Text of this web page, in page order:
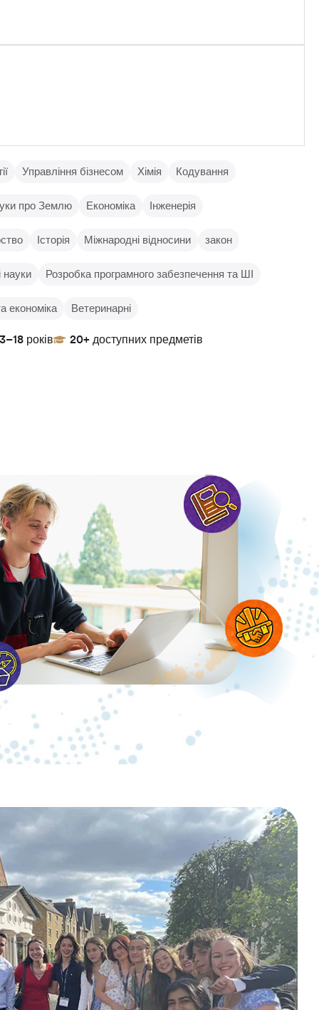
Управління бізнесом Хімія Кодування
про Землю Економіка Інженерія
Історія Міжнародні відносини закон
науки Розробка програмного забезпечення та ШІ
економіка Ветеринарні
років 20+ доступних предметів